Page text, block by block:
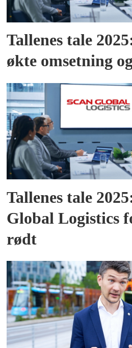
Tallenes tale
økte omsetning
Tallenes tale
Global Logistics
rødt